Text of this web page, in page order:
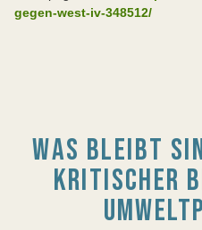
gegen-west-iv-348512/
WAS BLEIBT
KRITISCHER